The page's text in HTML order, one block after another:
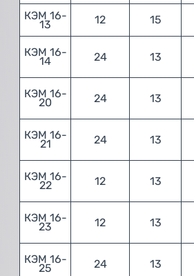
КЭМ 16-
13 12 15
КЭМ 16-
14 24 13
КЭМ 16-
20 24 13
КЭМ 16-
21 24 13
КЭМ 16-
22 12 13
КЭМ 16-
23 12 13
КЭМ 16-
25 24 13